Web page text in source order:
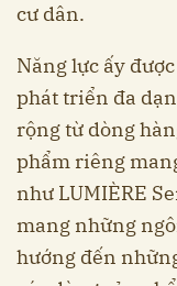
cư dân.
Năng lực ấy
phát triển đa
rộng từ dòng
phẩm riêng
như LUMIÈRE
mang những
hướng đến